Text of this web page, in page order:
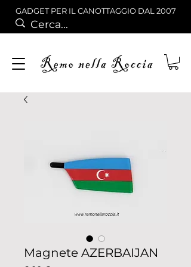
GADGET PER IL CANOTTAGGIO DAL 2007
Magnete AZERBAIJAN